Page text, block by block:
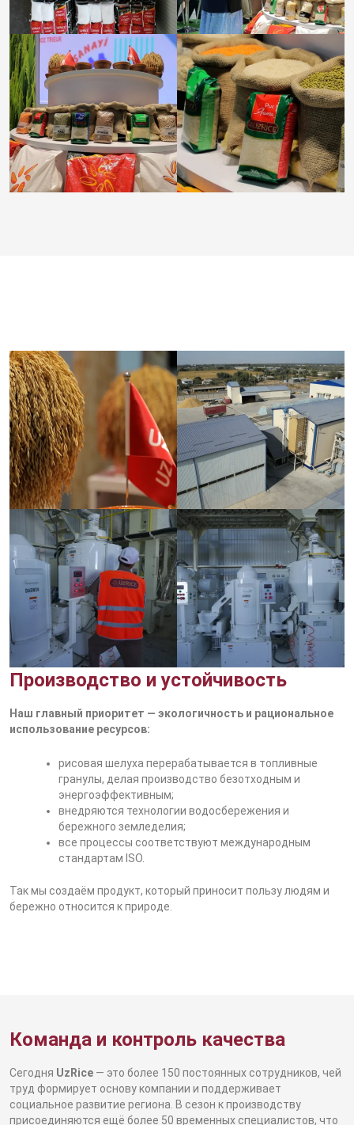
Производство и устойчивость
Наш главный приоритет — экологичность и рациональное
использование ресурсов:
рисовая шелуха перерабатывается в топливные
гранулы, делая производство безотходным и
энергоэффективным;
внедряются технологии водосбережения и
бережного земледелия;
все процессы соответствуют международным
стандартам ISO.
Так мы создаём продукт, который приносит пользу людям и
бережно относится к природе.
Команда и контроль качества
Сегодня UzRice — это более 150 постоянных сотрудников, чей
труд формирует основу компании и поддерживает
социальное развитие региона. В сезон к производству
присоединяются ещё более 50 временных специалистов, что